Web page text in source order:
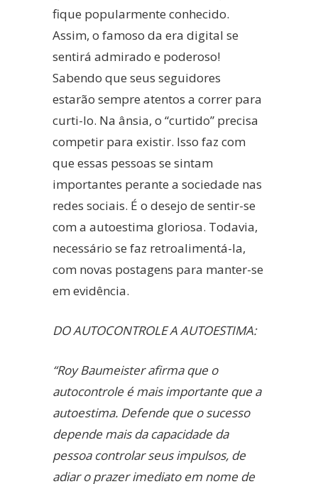
fique popularmente conhecido.
Assim, o famoso da era digital se
sentirá admirado e poderoso!
Sabendo que seus seguidores
estarão sempre atentos a correr para
curti-lo. Na ânsia, o “curtido” precisa
competir para existir. Isso faz com
que essas pessoas se sintam
importantes perante a sociedade nas
redes sociais. É o desejo de sentir-se
com a autoestima gloriosa. Todavia,
necessário se faz retroalimentá-la,
com novas postagens para manter-se
em evidência.
DO AUTOCONTROLE A AUTOESTIMA:
“Roy Baumeister afirma que o
autocontrole é mais importante que a
autoestima. Defende que o sucesso
depende mais da capacidade da
pessoa controlar seus impulsos, de
adiar o prazer imediato em nome de